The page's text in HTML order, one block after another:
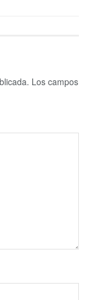
Los campos